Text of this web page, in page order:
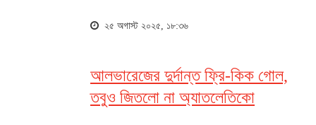
২৫ অগাস্ট ২০২৫, ১৮:৩৬
আলভারেজের দুর্দান্ত ফ্রি-কিক গোল,
তবুও জিতলো না অ্যাতলেতিকো